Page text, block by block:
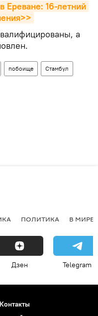
Ереване: 16-летний
а
побоище Стамбул
ПОЛИТИКА В МИРЕ
Дзен Telegram
Контакты